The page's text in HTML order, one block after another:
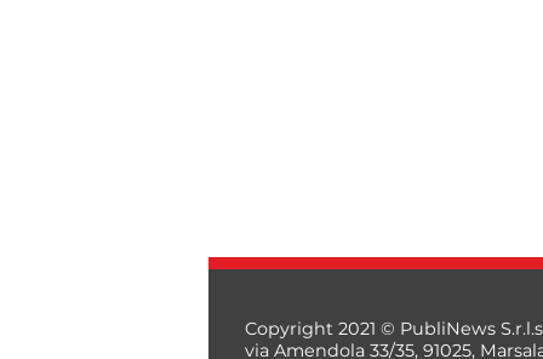
Copyright 2021 © PubliNews
via Amendola 33/35, 91025,